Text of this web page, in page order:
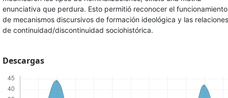
enunciativa que perdura. Esto permitió reconocer el funcionamiento
de mecanismos discursivos de formación ideológica y las relaciones
de continuidad/discontinuidad sociohistórica.
Descargas